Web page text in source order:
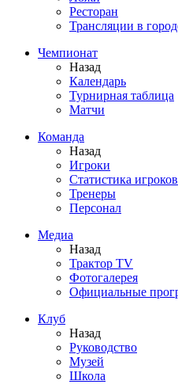
Ресторан
Трансляции в
Чемпионат
Назад
Календарь
Турнирная таблица
Матчи
Команда
Назад
Игроки
Статистика игроков
Тренеры
Персонал
Медиа
Назад
Трактор TV
Фотогалерея
Официальные
Клуб
Назад
Руководство
Музей
Школа